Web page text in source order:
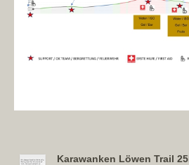
Karawanken Löwen Trail